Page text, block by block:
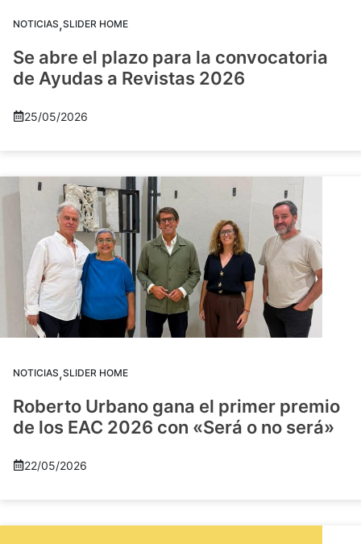
NOTICIAS,SLIDER HOME
Se abre el plazo para la convocatoria
de Ayudas a Revistas 2026
25/05/2026
NOTICIAS,SLIDER HOME
Roberto Urbano gana el primer premio
de los EAC 2026 con «Será o no será»
22/05/2026